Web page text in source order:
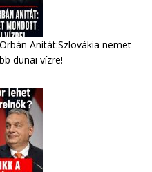
Anitát:Szlovákia nemet
dunai vízre!